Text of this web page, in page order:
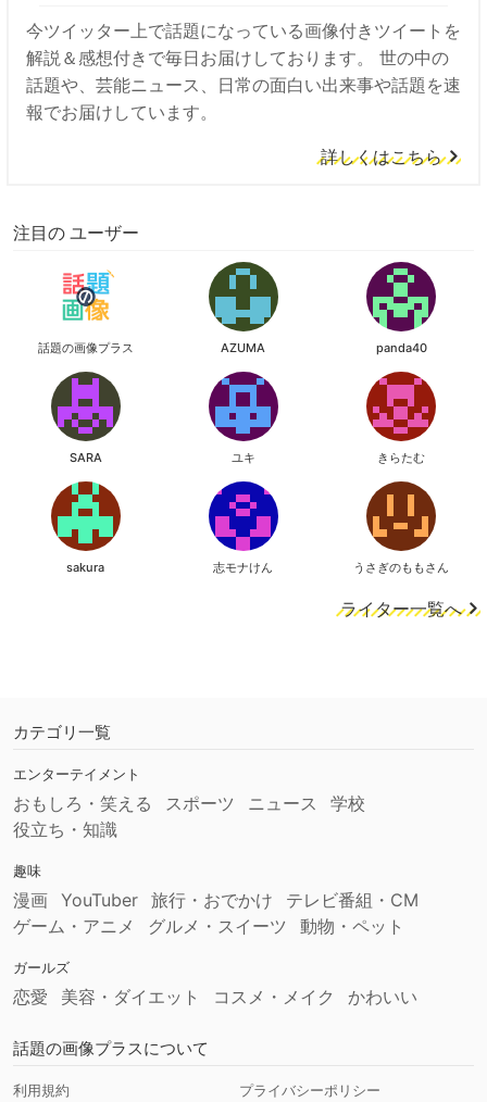
今ツイッター上で話題になっている画像付きツイートを
解説＆感想付きで毎日お届けしております。 世の中の
話題や、芸能ニュース、日常の面白い出来事や話題を速
報でお届けしています。
詳しくはこちら
注目の ユーザー
話題の画像プラス AZUMA panda40
SARA ユキ きらたむ
sakura 志モナけん うさぎのももさん
ライター一覧へ
カテゴリ一覧
エンターテイメント
おもしろ・笑える スポーツ ニュース
学校
役立ち・知識
趣味
漫画 YouTuber 旅行・おでかけ
テレビ番組・CM
ゲーム・アニメ
グルメ・スイーツ 動物・ペット
ガールズ
恋愛 美容・ダイエット コスメ・メイク かわいい
話題の画像プラスについて
利用規約 プライバシーポリシー